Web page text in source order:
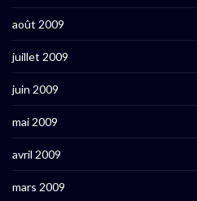
août 2009
juillet 2009
juin 2009
mai 2009
avril 2009
mars 2009